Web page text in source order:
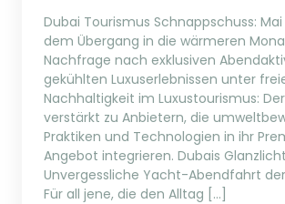
Dubai Tourismus Schnappschuss: Mai
dem Übergang in die wärmeren
Nachfrage nach exklusiven
gekühlten Luxuserlebnissen unter
Nachhaltigkeit im Luxustourismus:
verstärkt zu Anbietern, die
Praktiken und Technologien in ihr
Angebot integrieren. Dubais
Unvergessliche Yacht-Abendfahrt der
Für all jene, die den Alltag […]